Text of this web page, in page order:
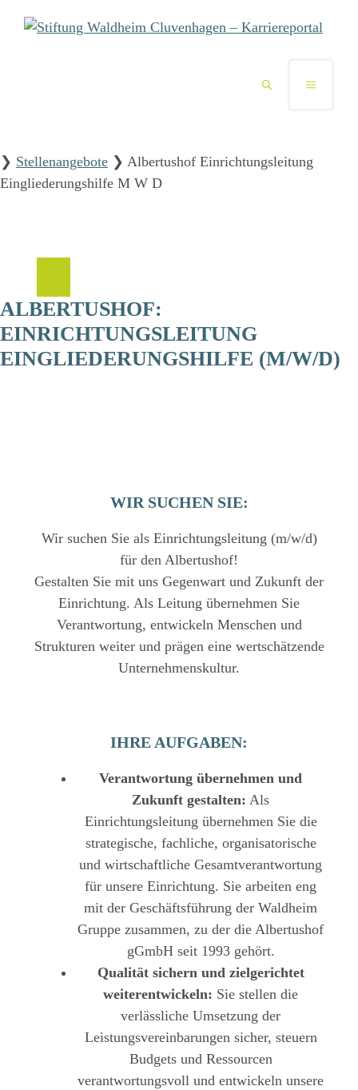
Inhalt
MENÜ
❯ Stellenangebote ❯ Albertushof Einrichtungsleitung
Eingliederungshilfe M W D
ALBERTUSHOF:
EINRICHTUNGSLEITUNG
EINGLIEDERUNGSHILFE (M/W/D)
WIR SUCHEN SIE:
Wir suchen Sie als Einrichtungsleitung (m/w/d)
für den Albertushof!
Gestalten Sie mit uns Gegenwart und Zukunft der
Einrichtung. Als Leitung übernehmen Sie
Verantwortung, entwickeln Menschen und
Strukturen weiter und prägen eine wertschätzende
Unternehmenskultur.
IHRE AUFGABEN:
Verantwortung übernehmen und
Zukunft gestalten: Als
Einrichtungsleitung übernehmen Sie die
strategische, fachliche, organisatorische
und wirtschaftliche Gesamtverantwortung
für unsere Einrichtung. Sie arbeiten eng
mit der Geschäftsführung der Waldheim
Gruppe zusammen, zu der die Albertushof
gGmbH seit 1993 gehört.
Qualität sichern und zielgerichtet
weiterentwickeln: Sie stellen die
verlässliche Umsetzung der
Leistungsvereinbarungen sicher, steuern
Budgets und Ressourcen
verantwortungsvoll und entwickeln unsere